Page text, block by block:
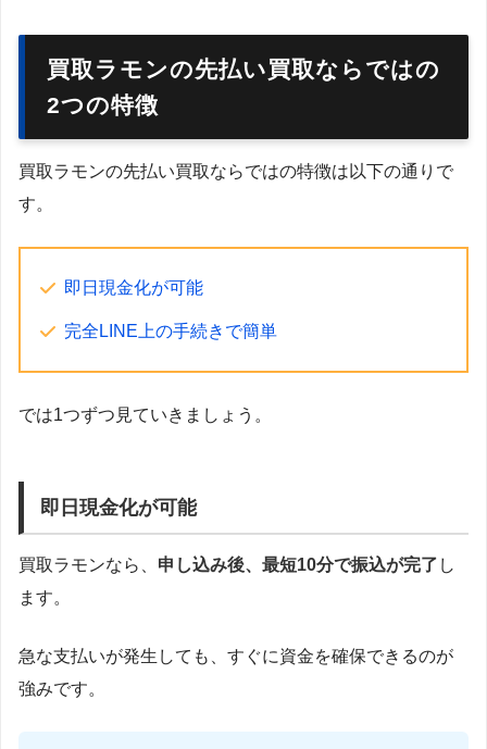
買取ラモンの先払い買取ならではの
2つの特徴
買取ラモンの先払い買取ならではの特徴は以下の通りで
す。
即日現金化が可能
完全LINE上の手続きで簡単
では1つずつ見ていきましょう。
即日現金化が可能
買取ラモンなら、 申し込み後、最短10分で振込が完了 し
ます。
急な支払いが発生しても、すぐに資金を確保できるのが
強みです。